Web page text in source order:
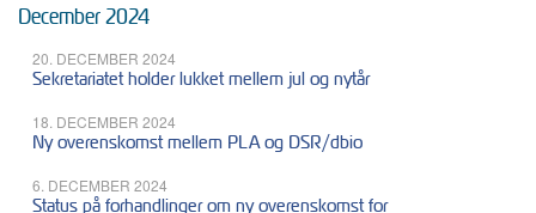
December 2024
20. DECEMBER 2024
Sekretariatet holder lukket mellem jul og nytår
18. DECEMBER 2024
Ny overenskomst mellem PLA og DSR/dbio
6. DECEMBER 2024
Status på forhandlinger om ny overenskomst for